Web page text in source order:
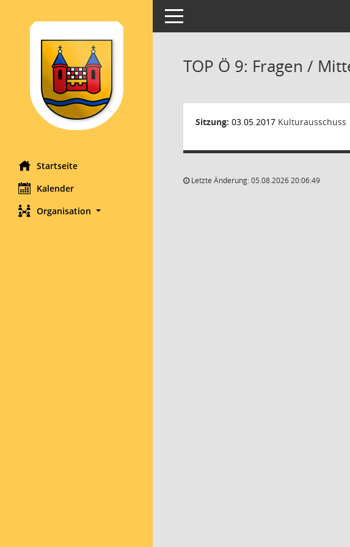
Startseite
Kalender
Organisation
Toggle navigation
TOP Ö 9: Fragen /
Sitzung: 03.05.2017 Kulturausschuss
Letzte Änderung: 05.08.2026 20:06:49